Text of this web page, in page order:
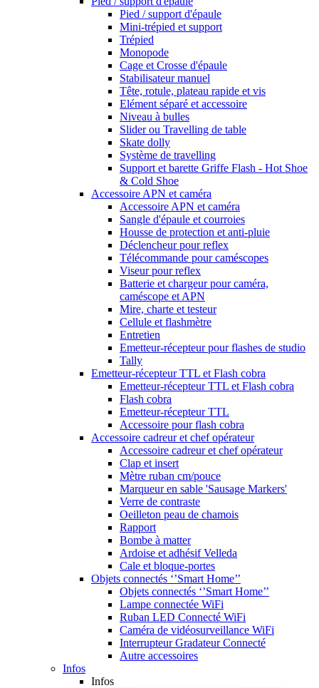
Pied / support d'épaule
Mini-trépied et support
Trépied
Monopode
Cage et Crosse d'épaule
Stabilisateur manuel
Tête, rotule, plateau rapide et vis
Elément séparé et accessoire
Niveau à bulles
Slider ou Travelling de table
Skate dolly
Système de travelling
Support et barette Griffe Flash - Hot Shoe
& Cold Shoe
Accessoire APN et caméra
Accessoire APN et caméra
Sangle d'épaule et courroies
Housse de protection et anti-pluie
Déclencheur pour reflex
Télécommande pour caméscopes
Viseur pour reflex
Batterie et chargeur pour caméra,
caméscope et APN
Mire, charte et testeur
Cellule et flashmètre
Entretien
Emetteur-récepteur pour flashes de studio
Tally
Emetteur-récepteur TTL et Flash cobra
Emetteur-récepteur TTL et Flash cobra
Flash cobra
Emetteur-récepteur TTL
Accessoire pour flash cobra
Accessoire cadreur et chef opérateur
Accessoire cadreur et chef opérateur
Clap et insert
Mètre ruban cm/pouce
Marqueur en sable 'Sausage Markers'
Verre de contraste
Oeilleton peau de chamois
Rapport
Bombe à matter
Ardoise et adhésif Velleda
Cale et bloque-portes
Objets connectés ‘’Smart Home’’
Objets connectés ‘’Smart Home’’
Lampe connectée WiFi
Ruban LED Connecté WiFi
Caméra de vidéosurveillance WiFi
Interrupteur Gradateur Connecté
Autre accessoires
Infos
Infos